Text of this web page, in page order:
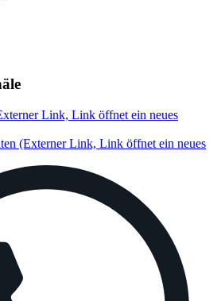
Link, Link öffnet ein neues
(Externer Link, Link öffnet ein neues